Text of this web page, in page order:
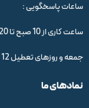
ساعات پاسخگویی :
ساعت کاری از 10 صبح تا 20
جمعه و روزهای تعطیل 12 تا 20
نمادهای ما